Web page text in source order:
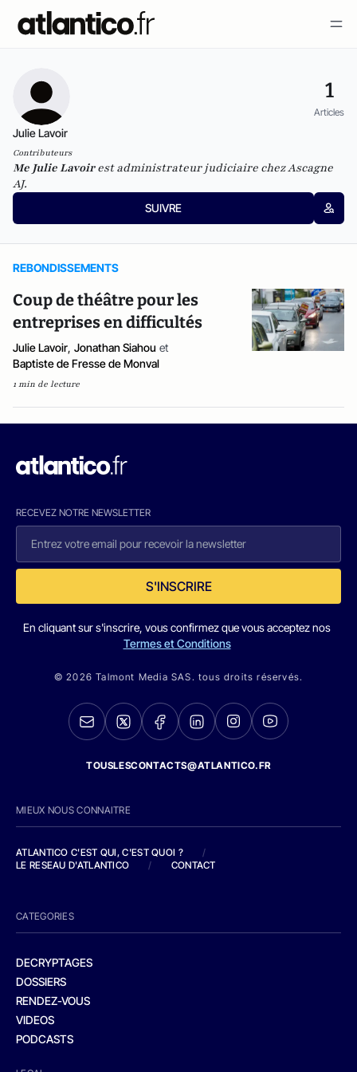
1
Articles
Julie Lavoir
Contributeurs
Me Julie Lavoirestadministrateur judiciaire chezAscagne
AJ.
SUIVRE
REBONDISSEMENTS
Coup de théâtre pour les
entreprises en difficultés
Julie Lavoir, Jonathan Siahou et
Baptiste de Fresse de Monval
1 min de lecture
RECEVEZ NOTRE NEWSLETTER
S'INSCRIRE
En cliquant sur s'inscrire, vous confirmez que vous acceptez nos
Termes et Conditions
© 2026 Talmont Media SAS. tous droits réservés.
TOUSLESCONTACTS@ATLANTICO.FR
MIEUX NOUS CONNAITRE
ATLANTICO C'EST QUI, C'EST QUOI ?
/
LE RESEAU D'ATLANTICO
/ CONTACT
CATEGORIES
DECRYPTAGES
DOSSIERS
RENDEZ-VOUS
VIDEOS
PODCASTS